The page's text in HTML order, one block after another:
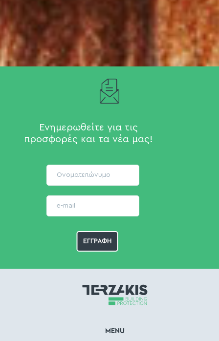
Ενημερωθείτε για τις
προσφορές και τα νέα μας!
MENU